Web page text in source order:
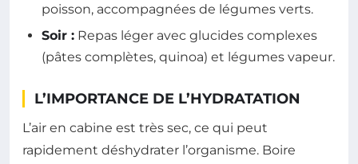
poisson, accompagnées de légumes verts.
Soir : Repas léger avec glucides complexes
(pâtes complètes, quinoa) et légumes vapeur.
L’IMPORTANCE DE L’HYDRATATION
L’air en cabine est très sec, ce qui peut
rapidement déshydrater l’organisme. Boire